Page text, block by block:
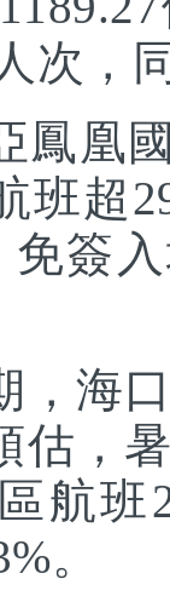
次，
凰國
班超
免簽
海口
估，
航班
。